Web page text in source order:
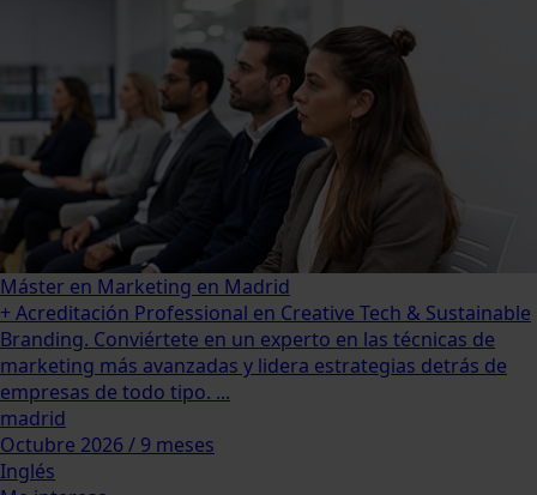
Máster en Marketing en Madrid
+ Acreditación Professional en Creative Tech & Sustainable
Branding. Conviértete en un experto en las técnicas de
marketing más avanzadas y lidera estrategias detrás de
empresas de todo tipo. ...
madrid
Octubre 2026 / 9 meses
Inglés